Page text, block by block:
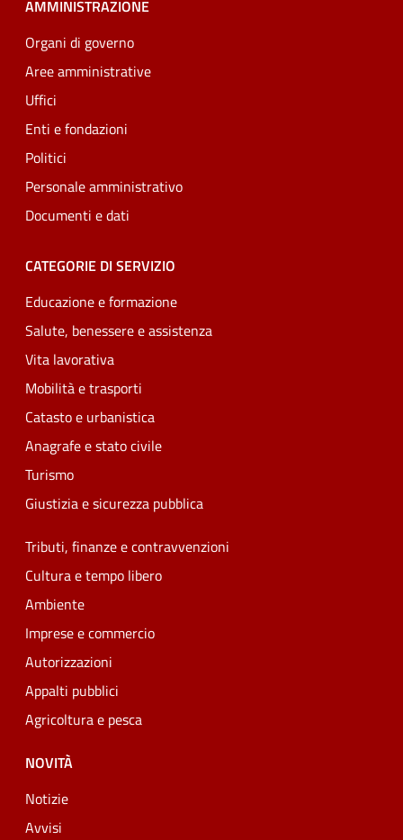
AMMINISTRAZIONE
Organi di governo
Aree amministrative
Uffici
Enti e fondazioni
Politici
Personale amministrativo
Documenti e dati
CATEGORIE DI SERVIZIO
Educazione e formazione
Salute, benessere e assistenza
Vita lavorativa
Mobilità e trasporti
Catasto e urbanistica
Anagrafe e stato civile
Turismo
Giustizia e sicurezza pubblica
Tributi, finanze e contravvenzioni
Cultura e tempo libero
Ambiente
Imprese e commercio
Autorizzazioni
Appalti pubblici
Agricoltura e pesca
NOVITÀ
Notizie
Avvisi